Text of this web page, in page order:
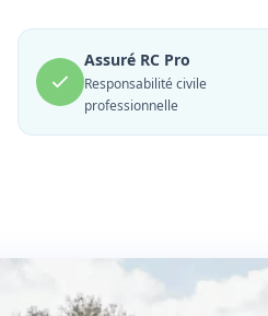
Assuré RC Pro
Responsabilité civile
professionnelle